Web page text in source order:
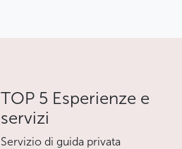
TOP 5 Esperienze e
servizi
Servizio di guida privata